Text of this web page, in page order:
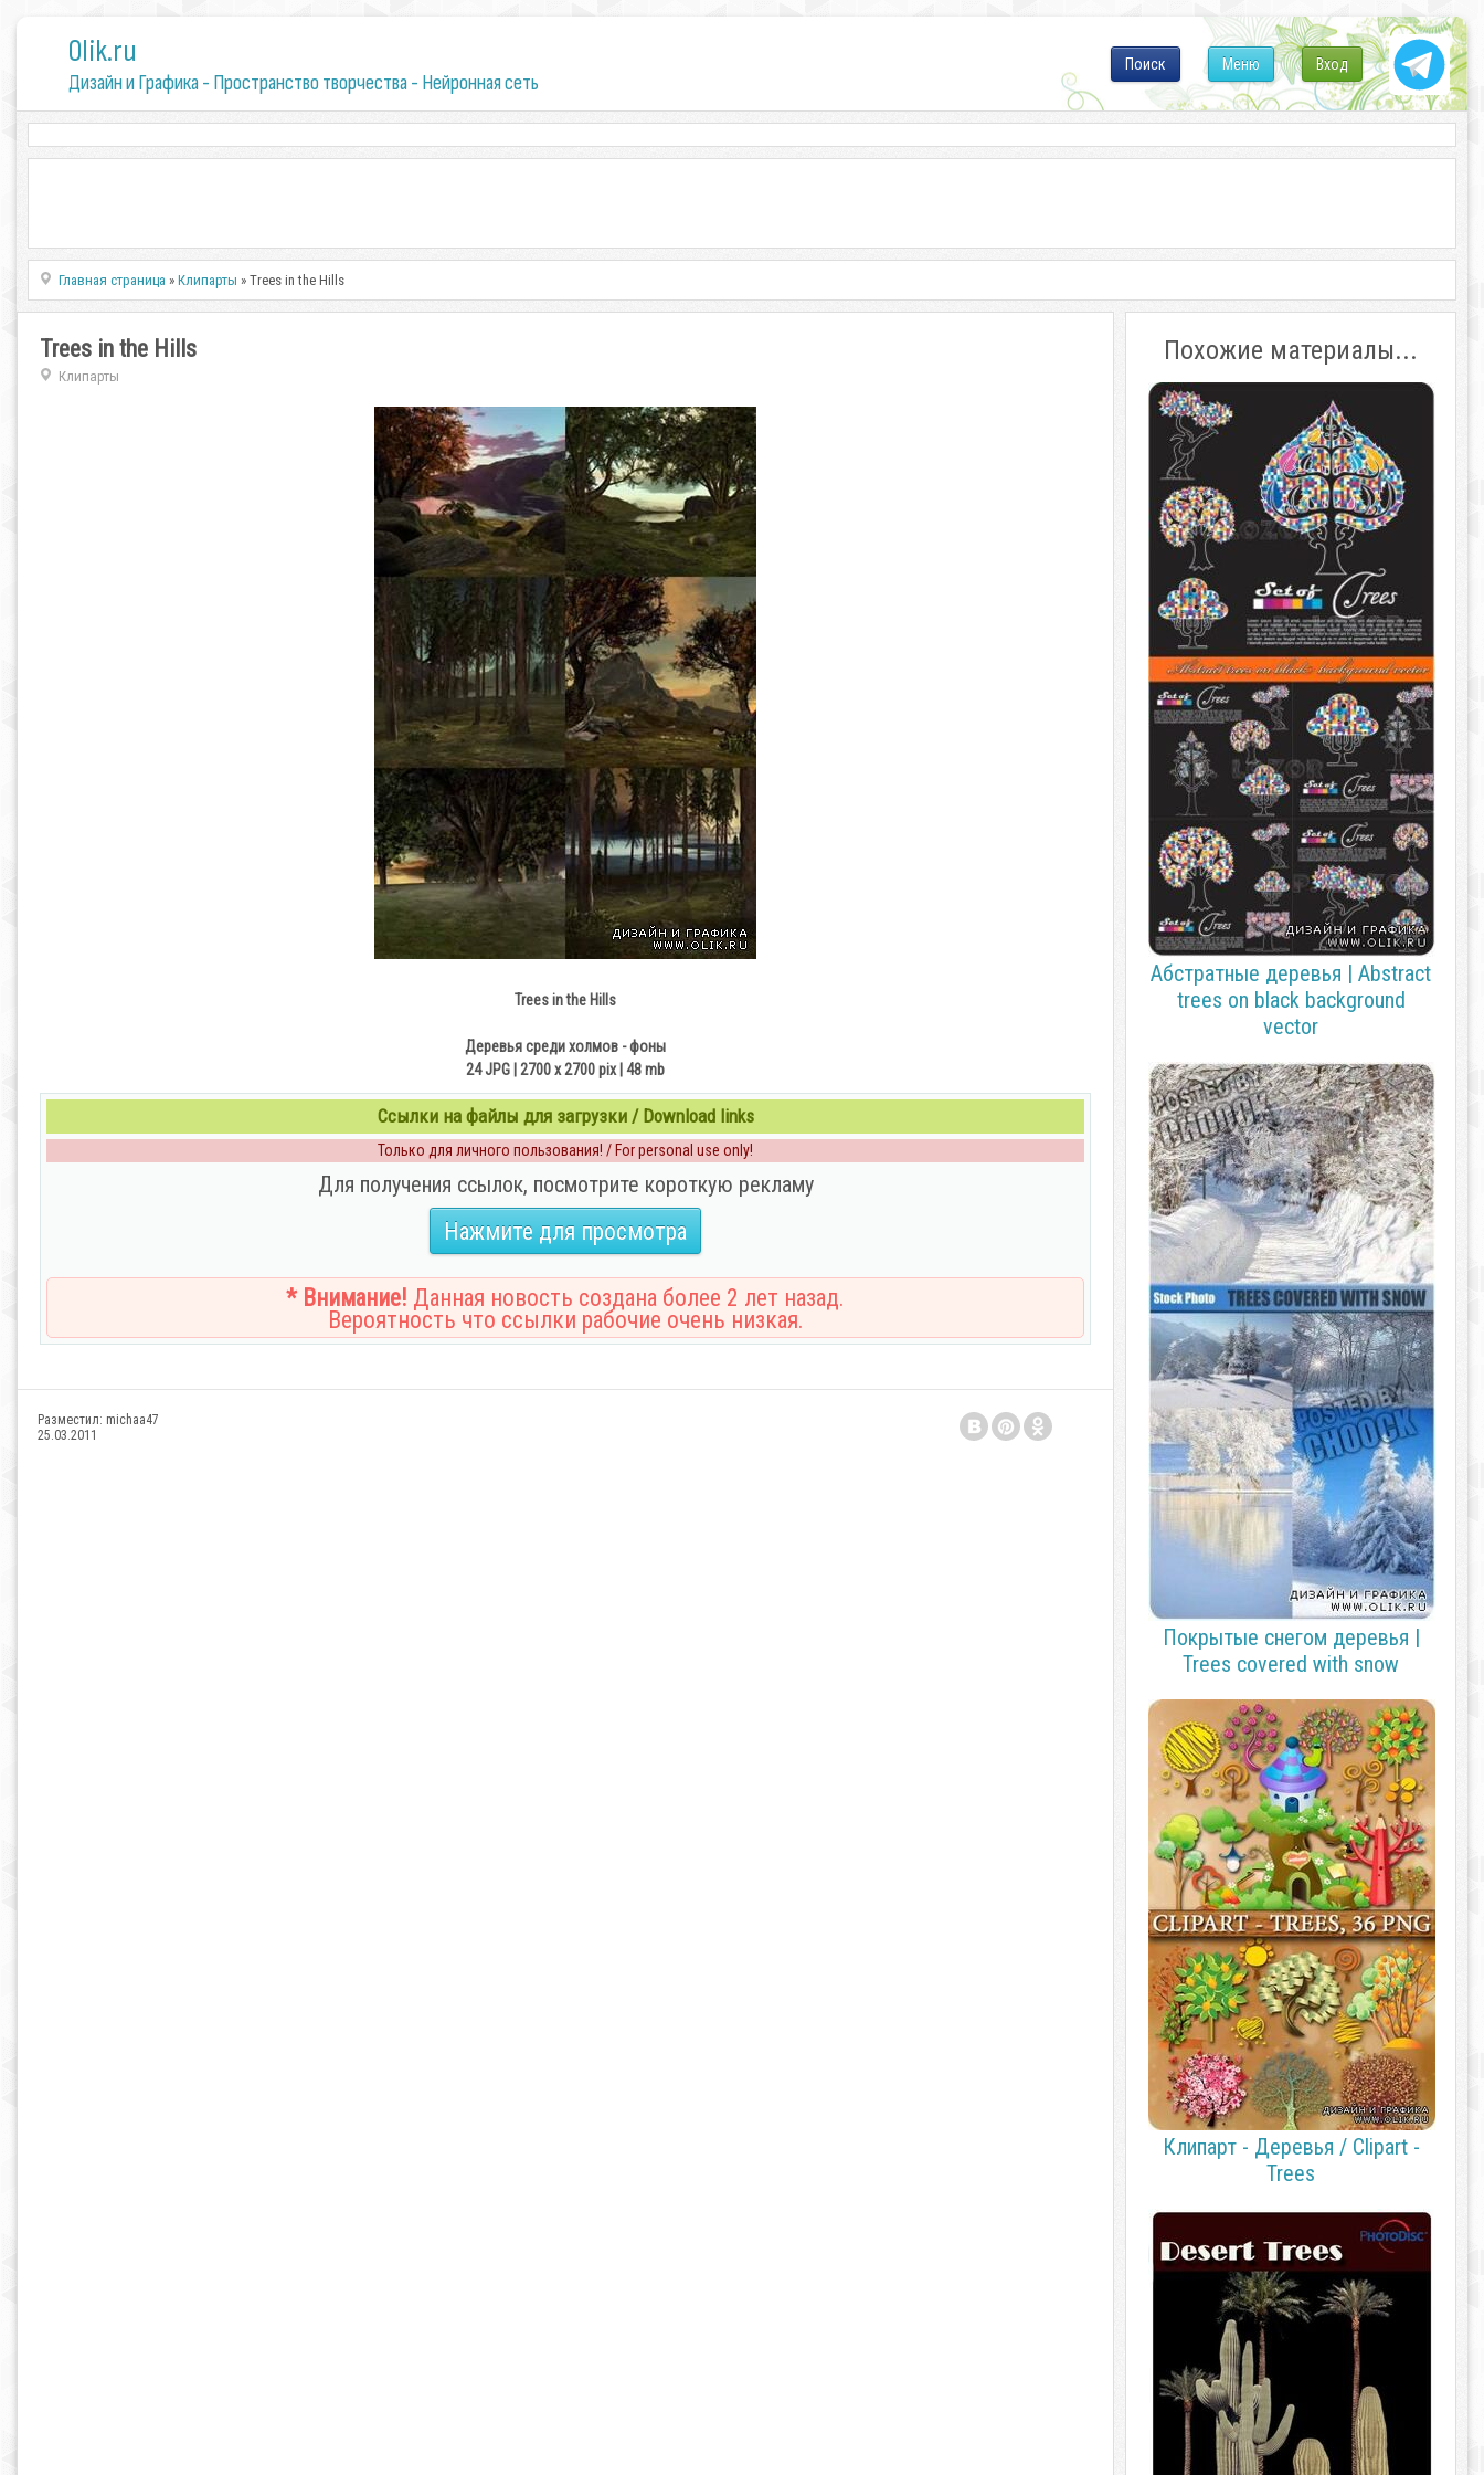
0lik.ru
Дизайн и Графика - Пространство творчества - Нейронная сеть
Вход
Меню
Поиск
Главная страница »Клипарты » Trees in the Hills
Trees in the Hills
Клипарты
Trees in the Hills
Деревья среди холмов - фоны
24 JPG | 2700 x 2700 pix | 48 mb
Ссылки на файлы для загрузки / Download links
Только для личного пользования! / For personal use only!
Для получения ссылок, посмотрите короткую рекламу
Нажмите для просмотра
* Внимание! Данная новость создана более 2 лет назад.
Вероятность что ссылки рабочие очень низкая.
Разместил: michaa47
25.03.2011
Похожие материалы...
Абстратные деревья | Abstract
trees on black background
vector
Покрытые снегом деревья |
Trees covered with snow
Клипарт - Деревья / Сlipart -
Trees